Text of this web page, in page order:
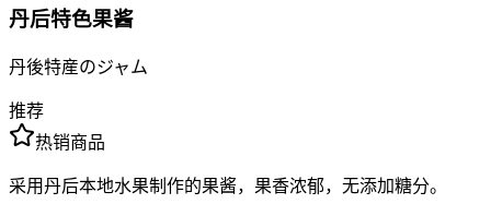
丹后特色果酱
丹後特産のジャム
推荐
热销商品
采用丹后本地水果制作的果酱，果香浓郁，无添加糖分。